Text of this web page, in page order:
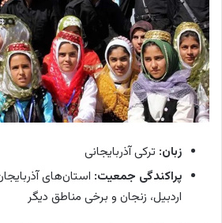
زبان: ترکی آذربایجانی
پراکندگی جمعیت: استان‌های
اردبیل، زنجان و برخی مناطق دیگر